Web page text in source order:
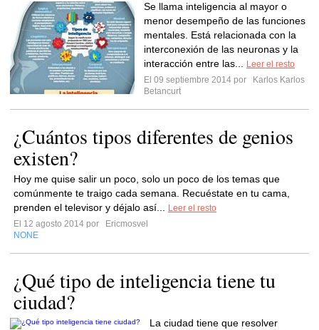
Se llama inteligencia al mayor o
menor desempeño de las funciones
mentales. Está relacionada con la
interconexión de las neuronas y la
interacción entre las...
Leer el resto
El 09 septiembre 2014 por
Karlos Karlos
Betancurt
¿Cuántos tipos diferentes de genios
existen?
Hoy me quise salir un poco, solo un poco de los temas que
comúnmente te traigo cada semana. Recuéstate en tu cama,
prenden el televisor y déjalo así...
Leer el resto
El 12 agosto 2014 por
Ericmosvel
NONE
¿Qué tipo de inteligencia tiene tu
ciudad?
La ciudad tiene que resolver